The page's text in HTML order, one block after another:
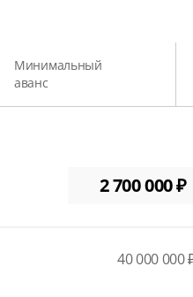
Минимальный
аванс
40 000 000